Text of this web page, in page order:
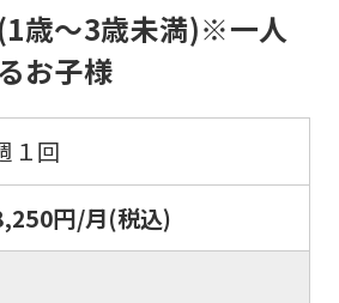
歳〜3歳未満)※一人
お子様
１回
円/月(税込)
the
link
below
automatic
translation)